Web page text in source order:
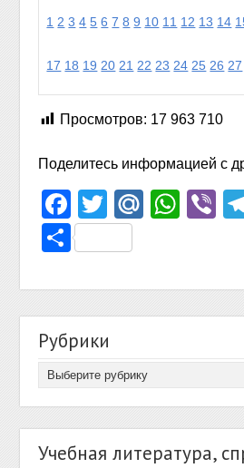
1 2 3 4 5 6 7 8 9 10 11 12 13 14
17 18 19 20 21 22 23 24 25 26 27
Просмотров: 17 963 710
Поделитесь информацией с
Facebook
TwitterMail.Ru
Отправить
Рубрики
Учебная литература,